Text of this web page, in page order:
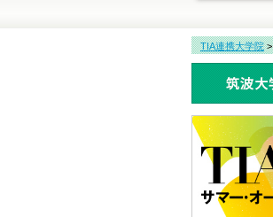
TIA連携大学院